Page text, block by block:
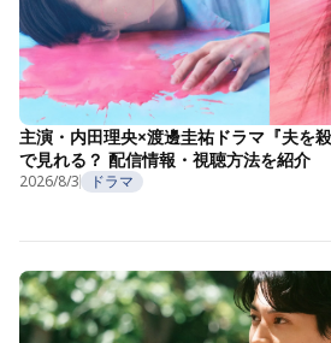
主演・内田理央×渡邊圭祐ドラマ『夫を
で見れる？ 配信情報・視聴方法を紹介
2026/8/3 ドラマ